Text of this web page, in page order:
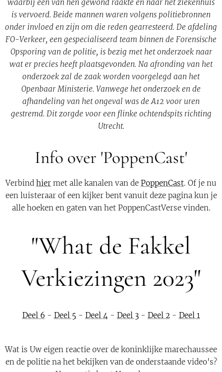
waarbij één van hen gewond raakte en naar het ziekenhuis
is vervoerd. Beide mannen waren volgens politiebronnen
onder invloed en zijn om die reden gearresteerd. De afdeling
FO-Verkeer, een gespecialiseerd team binnen de Forensische
Opsporing van de politie, is bezig met het onderzoek naar
wat er precies heeft plaatsgevonden. Na afronding van het
onderzoek zal de zaak worden voorgelegd aan het
Openbaar Ministerie. Vanwege het onderzoek en de
afhandeling van het ongeval was de A12 voor uren
gestremd. Dit zorgde voor een flinke ochtendspits richting
Utrecht.
Info over 'PoppenCast'
Verbind hier met alle kanalen van de PoppenCast. Of je nu
een luisteraar of een kijker bent vanuit deze pagina kun je
alle hoeken en gaten van het PoppenCastVerse vinden.
"What de Fakkel
Verkiezingen 2023"
Deel 6 - Deel 5 - Deel 4- Deel 3- Deel 2- Deel 1
Wat is Uw eigen reactie over de koninklijke marechaussee
en de politie na het bekijken van de onderstaande video's?